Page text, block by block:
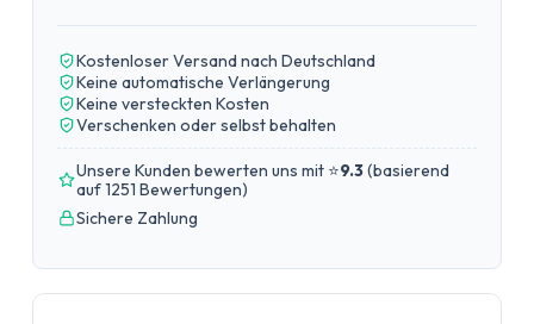
Kostenloser Versand nach Deutschland
Keine automatische Verlängerung
Keine versteckten Kosten
Verschenken oder selbst behalten
Unsere Kunden bewerten uns mit ⭐9.3(basierend
auf 1251 Bewertungen)
Sichere Zahlung